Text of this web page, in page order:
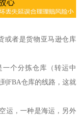
或者是货物亚马逊仓库
个分拣仓库（转运中
FBA仓库的线路，这就
运，一种是海运，另外